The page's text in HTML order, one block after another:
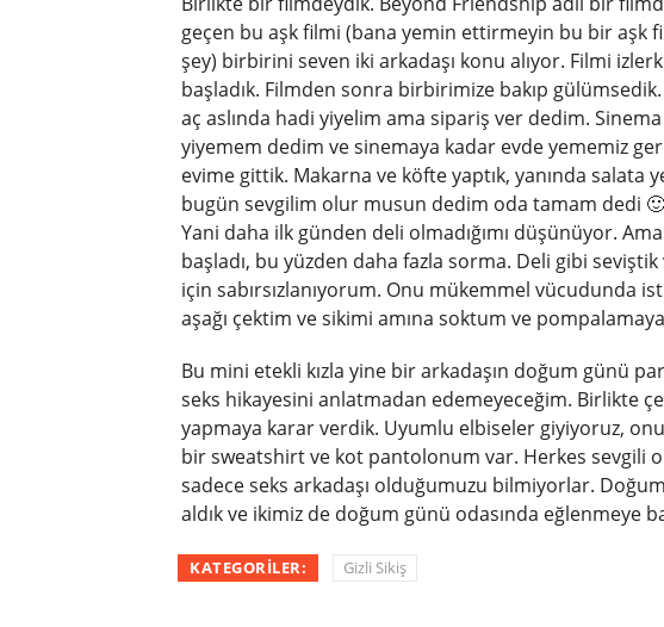
geçen bu aşk filmi (bana yemin ettirmeyin bu bir aşk
şey) birbirini seven iki arkadaşı konu alıyor. Filmi
başladık. Filmden sonra birbirimize bakıp
aç aslında hadi yiyelim ama sipariş ver dedim.
yiyemem dedim ve sinemaya kadar evde yememiz
evime gittik. Makarna ve köfte yaptık, yanında salata
bugün sevgilim olur musun dedim oda tamam dedi
Yani daha ilk günden deli olmadığımı düşünüyor.
başladı, bu yüzden daha fazla sorma. Deli gibi
için sabırsızlanıyorum. Onu mükemmel vücudunda
aşağı çektim ve sikimi amına soktum ve
Bu mini etekli kızla yine bir arkadaşın doğum günü
seks hikayesini anlatmadan edemeyeceğim. Birlikte
yapmaya karar verdik. Uyumlu elbiseler giyiyoruz,
bir sweatshirt ve kot pantolonum var. Herkes sevgili
sadece seks arkadaşı olduğumuzu bilmiyorlar.
aldık ve ikimiz de doğum günü odasında eğlenmeye
KATEGORILER: Gizli Sikiş